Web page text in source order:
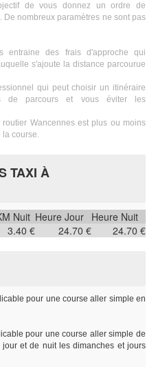
de vous donnez un ordre de
nombreux paramètres ne sont pas
entraine des frais d'approche qui
s'ajoute la distance parcourue
qui peut choisir un itinéraire
de parcours et vous éviter les
Wancennes est plus ou moins
la course.
TAXI À
Nuit Heure Jour Heure Nuit
3.40 € 24.70 € 24.70 €
pour une course aller simple en
pour une course aller simple de
et de nuit les dimanches et jours